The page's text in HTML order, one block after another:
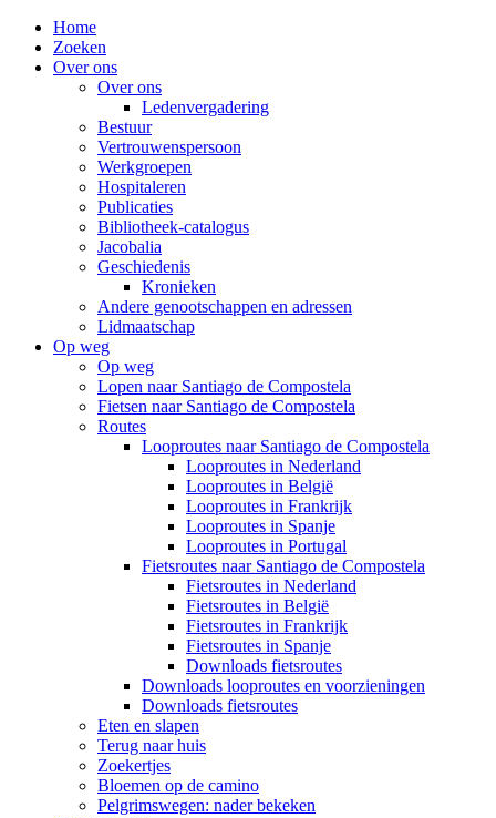
Home
Zoeken
Over ons
Over ons
Ledenvergadering
Bestuur
Vertrouwenspersoon
Werkgroepen
Hospitaleren
Publicaties
Bibliotheek-catalogus
Jacobalia
Geschiedenis
Kronieken
Andere genootschappen en adressen
Lidmaatschap
Op weg
Op weg
Lopen naar Santiago de Compostela
Fietsen naar Santiago de Compostela
Routes
Looproutes naar Santiago de Compostela
Looproutes in Nederland
Looproutes in België
Looproutes in Frankrijk
Looproutes in Spanje
Looproutes in Portugal
Fietsroutes naar Santiago de Compostela
Fietsroutes in Nederland
Fietsroutes in België
Fietsroutes in Frankrijk
Fietsroutes in Spanje
Downloads fietsroutes
Downloads looproutes en voorzieningen
Downloads fietsroutes
Eten en slapen
Terug naar huis
Zoekertjes
Bloemen op de camino
Pelgrimswegen: nader bekeken